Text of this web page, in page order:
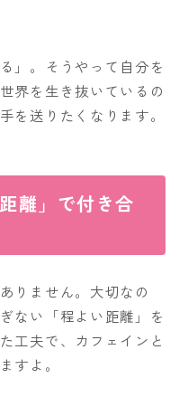
」。そうやって自分を
界を生き抜いているの
を送りたくなります。
離」で付き合
りません。大切なの
ない「程よい距離」を
工夫で、カフェインと
すよ。